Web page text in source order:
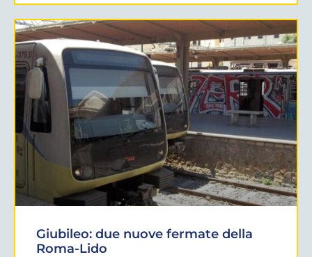
Giubileo: due nuove fermate della
Roma-Lido